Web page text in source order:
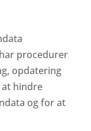
procedurer
opdatering
hindre
og for at